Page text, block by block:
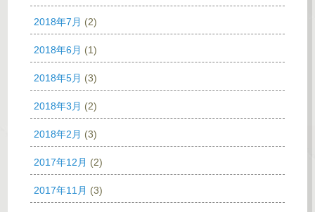
2018年7月 (2)
2018年6月 (1)
2018年5月 (3)
2018年3月 (2)
2018年2月 (3)
2017年12月 (2)
2017年11月 (3)